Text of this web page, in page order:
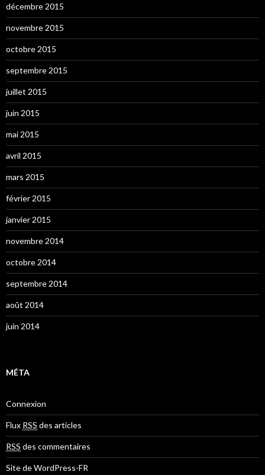
décembre 2015
novembre 2015
octobre 2015
septembre 2015
juillet 2015
juin 2015
mai 2015
avril 2015
mars 2015
février 2015
janvier 2015
novembre 2014
octobre 2014
septembre 2014
août 2014
juin 2014
MÉTA
Connexion
Flux RSS des articles
RSS des commentaires
Site de WordPress-FR